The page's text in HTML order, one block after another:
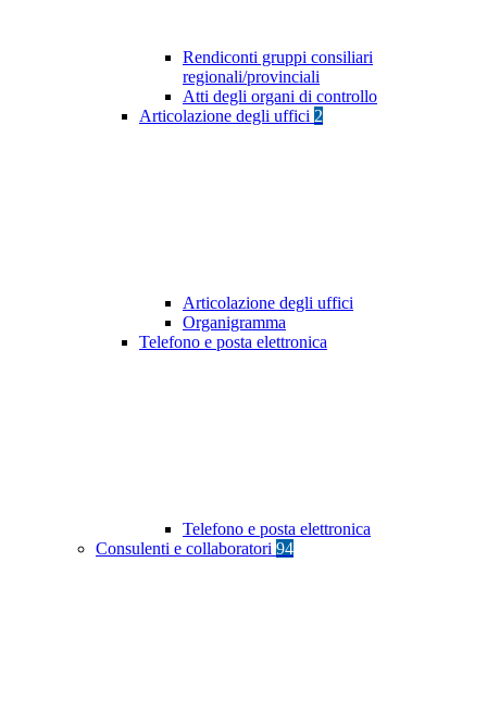
Rendiconti gruppi consiliari
regionali/provinciali
Atti degli organi di controllo
Articolazione degli uffici 2
Articolazione degli uffici
Organigramma
Telefono e posta elettronica
Telefono e posta elettronica
Consulenti e collaboratori 94